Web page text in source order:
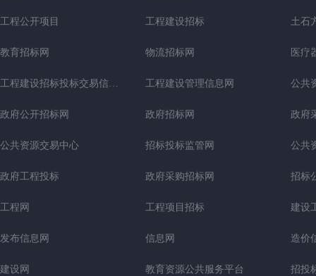
工程公开项目 工程建设招标 土石
教育招标网 物流招标网 医疗
工程建设招标投标交易信息网 工程建设管理信息网 公共
政府公开招标网 政府招标网 政府
公共资源交易中心 招标投标监管网 公共
政府工程投标 政府采购招标网 招标
工程网 工程项目招标 建设
发布信息网 信息网 造价
建设网 教育资源公共服务平台 招投